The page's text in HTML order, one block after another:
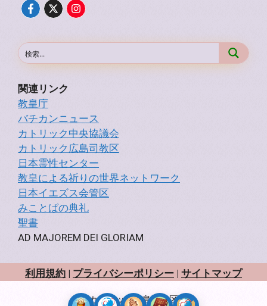
関連リンク
教皇庁
バチカンニュース
カトリック中央協議会
カトリック広島司教区
日本霊性センター
教皇による祈りの世界ネットワーク
日本イエズス会管区
みことばの典礼
聖書
AD MAJOREM DEI GLORIAM
利用規約 | プライバシーポリシー | サイトマップ
カトリック広島司教区